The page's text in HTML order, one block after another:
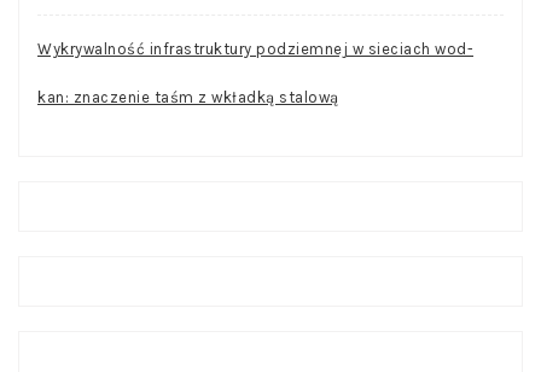
Wykrywalność infrastruktury podziemnej w sieciach wod-
kan: znaczenie taśm z wkładką stalową